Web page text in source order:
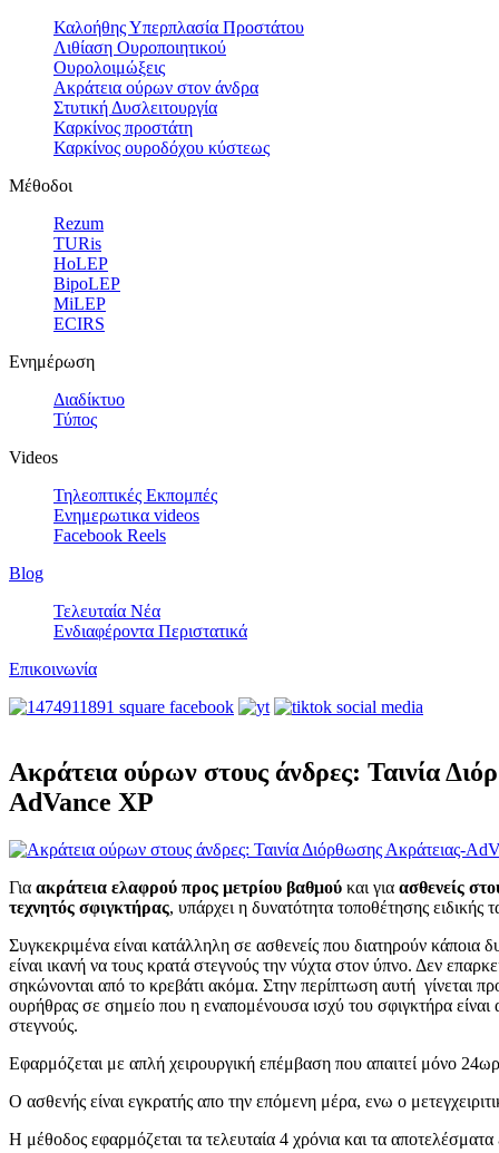
Καλοήθης Υπερπλασία Προστάτου
Λιθίαση Ουροποιητικού
Ουρολοιμώξεις
Ακράτεια ούρων στον άνδρα
Στυτική Δυσλειτουργία
Καρκίνος προστάτη
Καρκίνος ουροδόχου κύστεως
Μέθοδοι
Rezum
TURis
HoLEP
BipoLEP
MiLEP
ECIRS
Ενημέρωση
Διαδίκτυο
Τύπος
Videos
Τηλεοπτικές Εκπομπές
Ενημερωτικα videos
Facebook Reels
Blog
Τελευταία Νέα
Ενδιαφέροντα Περιστατικά
Επικοινωνία
Ακράτεια ούρων στους άνδρες: Ταινία
AdVance XP
Για ακράτεια ελαφρού προς μετρίου βαθμού και για ασθενείς
τεχνητός σφιγκτήρας, υπάρχει η δυνατότητα τοποθέτησης ειδικής
Συγκεκριμένα είναι κατάλληλη σε ασθενείς που διατηρούν κάποια
είναι ικανή να τους κρατά στεγνούς την νύχτα στον ύπνο. Δεν
σηκώνονται από το κρεβάτι ακόμα. Στην περίπτωση αυτή γίνεται
ουρήθρας σε σημείο που η εναπομένουσα ισχύ του σφιγκτήρα είναι
στεγνούς.
Eφαρμόζεται με απλή χειρουργική επέμβαση που απαιτεί μόνο
Ο ασθενής είναι εγκρατής απο την επόμενη μέρα, ενω ο
Η μέθοδος εφαρμόζεται τα τελευταία 4 χρόνια και τα αποτελέσματα